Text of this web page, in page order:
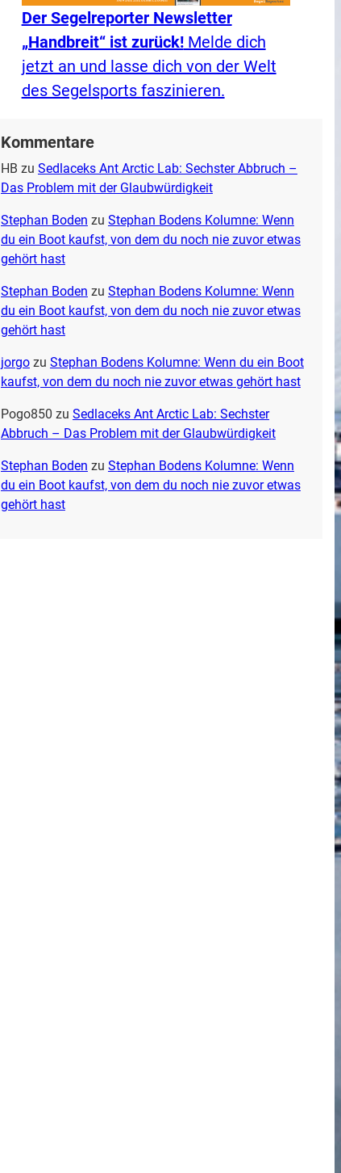
Der Segelreporter Newsletter
„Handbreit“ ist zurück!Melde dich
jetzt an und lasse dich von der Welt
des Segelsports faszinieren.
Kommentare
HB zu Sedlaceks Ant Arctic Lab: Sechster Abbruch –
Das Problem mit der Glaubwürdigkeit
Stephan Boden zu Stephan Bodens Kolumne: Wenn
du ein Boot kaufst, von dem du noch nie zuvor etwas
gehört hast
Stephan Boden zu Stephan Bodens Kolumne: Wenn
du ein Boot kaufst, von dem du noch nie zuvor etwas
gehört hast
jorgozu Stephan Bodens Kolumne: Wenn du ein Boot
kaufst, von dem du noch nie zuvor etwas gehört hast
Pogo850 zu Sedlaceks Ant Arctic Lab: Sechster
Abbruch – Das Problem mit der Glaubwürdigkeit
Stephan Boden zu Stephan Bodens Kolumne: Wenn
du ein Boot kaufst, von dem du noch nie zuvor etwas
gehört hast